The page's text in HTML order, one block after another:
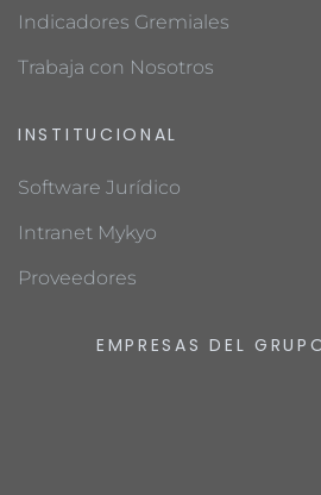
Indicadores Gremiales
Trabaja con Nosotros
INSTITUCIONAL
Software Jurídico
Intranet Mykyo
Proveedores
EMPRESAS DEL